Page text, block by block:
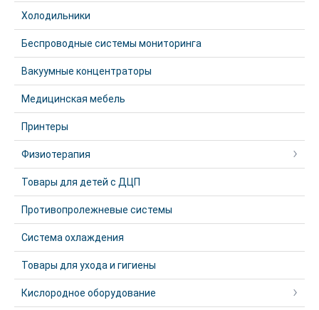
Холодильники
Беспроводные системы мониторинга
Вакуумные концентраторы
Медицинская мебель
Принтеры
Физиотерапия
Товары для детей с ДЦП
Противопролежневые системы
Система охлаждения
Товары для ухода и гигиены
Кислородное оборудование